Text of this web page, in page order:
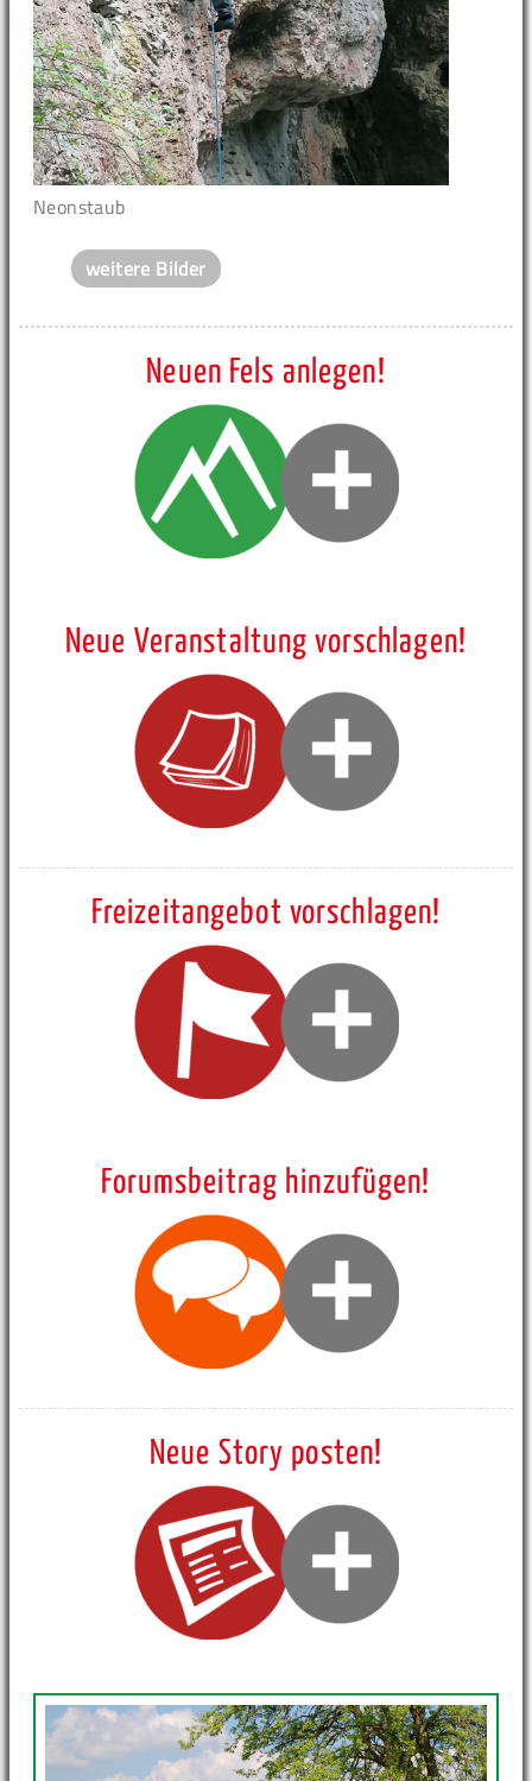
Neonstaub
weitere Bilder
Neuen Fels anlegen!
Neue Veranstaltung vorschlagen!
Freizeitangebot vorschlagen!
Forumsbeitrag hinzufügen!
Neue Story posten!